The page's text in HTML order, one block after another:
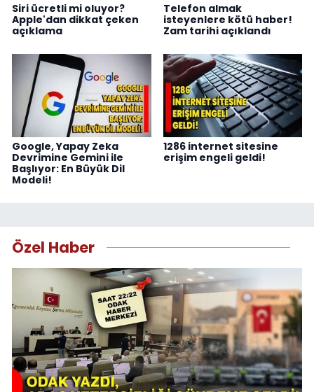
Siri ücretli mi oluyor?
Apple'dan dikkat çeken
açıklama
Telefon almak
isteyenlere kötü haber!
Zam tarihi açıklandı
Google, Yapay Zeka
Devrimine Gemini ile
Başlıyor: En Büyük Dil
Modeli!
1286 internet sitesine
erişim engeli geldi!
Özel Haber